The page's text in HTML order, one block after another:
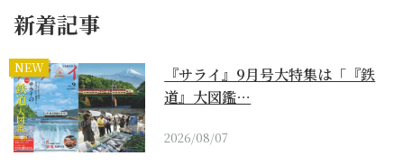
新着記事
NEW
『サライ』9月号大特集は「『鉄
道』大図鑑…
2026/08/07